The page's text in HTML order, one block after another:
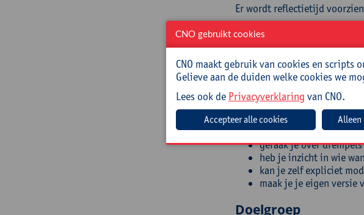
Er wordt reflectietijd
Doelstellingen
Na het volgen van de
benoem je de stappen
kies je effectieve
richt je
heb je inzicht in hoe je
reik je ouders
geraak je over
heb je inzicht in wie
kan je zelf expliciet
maak je je eigen versie
Doelgroep
CNO gebruikt cookies
CNO maakt gebruik van cookies en
Gelieve aan de duiden welke cookies we
Lees ook de Privacyverklaring van CNO.